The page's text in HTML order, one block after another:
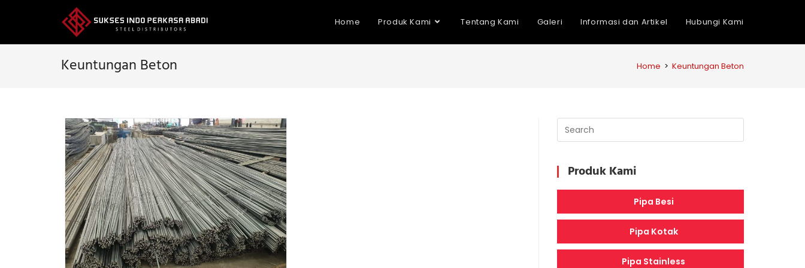
Home Produk Kami Tentang Kami Galeri Informasi dan Artikel Hubungi Kami
Keuntungan Beton Home > Keuntungan Beton
Produk Kami
Pipa Besi
Pipa Kotak
Pipa Stainless